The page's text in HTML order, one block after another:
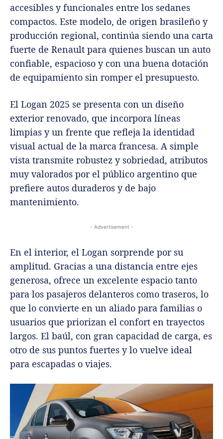
accesibles y funcionales entre los sedanes
compactos. Este modelo, de origen brasileño y
producción regional, continúa siendo una carta
fuerte de Renault para quienes buscan un auto
confiable, espacioso y con una buena dotación
de equipamiento sin romper el presupuesto.
El Logan 2025 se presenta con un diseño
exterior renovado, que incorpora líneas
limpias y un frente que refleja la identidad
visual actual de la marca francesa. A simple
vista transmite robustez y sobriedad, atributos
muy valorados por el público argentino que
prefiere autos duraderos y de bajo
mantenimiento.
- Advertisement -
En el interior, el Logan sorprende por su
amplitud. Gracias a una distancia entre ejes
generosa, ofrece un excelente espacio tanto
para los pasajeros delanteros como traseros, lo
que lo convierte en un aliado para familias o
usuarios que priorizan el confort en trayectos
largos. El baúl, con gran capacidad de carga, es
otro de sus puntos fuertes y lo vuelve ideal
para escapadas o viajes.